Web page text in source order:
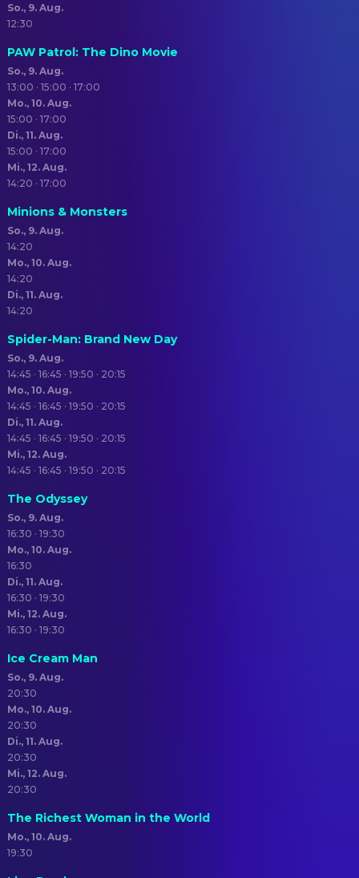
So., 9. Aug.
12:30
PAW Patrol: The Dino Movie
So., 9. Aug.
13:00 · 15:00 · 17:00
Mo., 10. Aug.
15:00 · 17:00
Di., 11. Aug.
15:00 · 17:00
Mi., 12. Aug.
14:20 · 17:00
Minions & Monsters
So., 9. Aug.
14:20
Mo., 10. Aug.
14:20
Di., 11. Aug.
14:20
Spider-Man: Brand New Day
So., 9. Aug.
14:45 · 16:45 · 19:50 · 20:15
Mo., 10. Aug.
14:45 · 16:45 · 19:50 · 20:15
Di., 11. Aug.
14:45 · 16:45 · 19:50 · 20:15
Mi., 12. Aug.
14:45 · 16:45 · 19:50 · 20:15
The Odyssey
So., 9. Aug.
16:30 · 19:30
Mo., 10. Aug.
16:30
Di., 11. Aug.
16:30 · 19:30
Mi., 12. Aug.
16:30 · 19:30
Ice Cream Man
So., 9. Aug.
20:30
Mo., 10. Aug.
20:30
Di., 11. Aug.
20:30
Mi., 12. Aug.
20:30
The Richest Woman in the World
Mo., 10. Aug.
19:30